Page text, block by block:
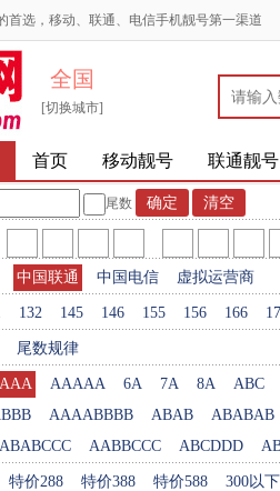
首选，移动、联通、电信手机靓号第一渠道
全国
[切换城市]
首页 移动靓号 联通靓号
尾数
中国联通 中国电信 虚拟运营商
132 145 146 155 156 166
尾数规律
AAAAA 6A 7A 8A
ABC
AAAABBBB ABAB
ABABAB
ABABCCC AABBCCC ABCDDD
特价288 特价388 特价588 300以下